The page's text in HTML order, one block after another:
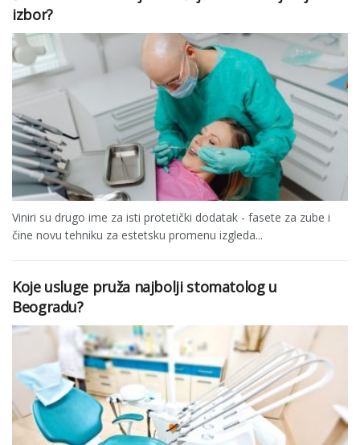
izbor?
Viniri su drugo ime za isti protetički dodatak - fasete za zube i
čine novu tehniku za estetsku promenu izgleda...
Koje usluge pruža najbolji stomatolog u
Beogradu?